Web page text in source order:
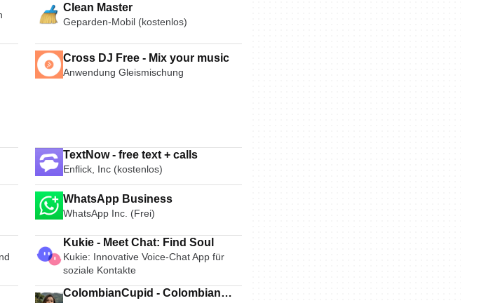
Clean Master
Geparden-Mobil (kostenlos)
Cross DJ Free - Mix your music
Anwendung Gleismischung
TextNow - free text + calls
Enflick, Inc (kostenlos)
WhatsApp Business
WhatsApp Inc. (Frei)
Kukie - Meet Chat: Find Soul
Kukie: Innovative Voice-Chat App für
soziale Kontakte
ColombianCupid - Colombian